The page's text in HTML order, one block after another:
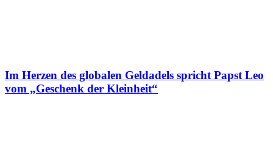
Im Herzen des globalen Geldadels spricht Papst Leo
vom „Geschenk der Kleinheit“